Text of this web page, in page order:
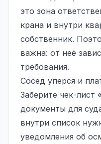
это зона
крана и внутри
собственник.
важна: от неё
требования.
Сосед уперся и
Заберите чек-лист
документы для
внутри список
уведомления об